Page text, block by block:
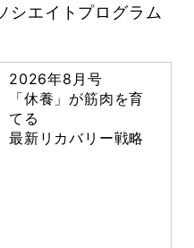
シエイトプログラム
2026年8月号
「休養」が筋肉を育
てる
最新リカバリー戦略